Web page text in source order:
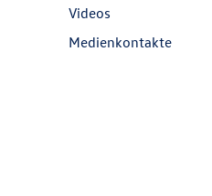
Videos
Medienkontakte